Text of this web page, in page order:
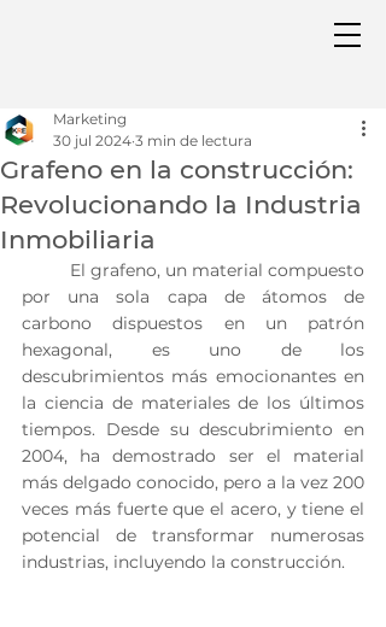
Grafeno en la construcción:
Revolucionando la Industria
Inmobiliaria
Marketing
30 jul 2024 3 min de lectura
por una sola capa de átomos de
carbono dispuestos en un patrón
hexagonal, es uno de los
descubrimientos más emocionantes en
la ciencia de materiales de los últimos
tiempos. Desde su descubrimiento en
2004, ha demostrado ser el material
más delgado conocido, pero a la vez 200
veces más fuerte que el acero, y tiene el
potencial de transformar numerosas
industrias, incluyendo la construcción.